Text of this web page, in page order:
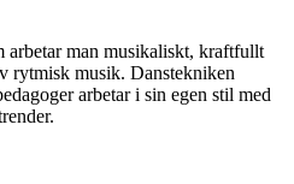
arbetar man musikaliskt, kraftfullt
rytmisk musik. Danstekniken
arbetar i sin egen stil med